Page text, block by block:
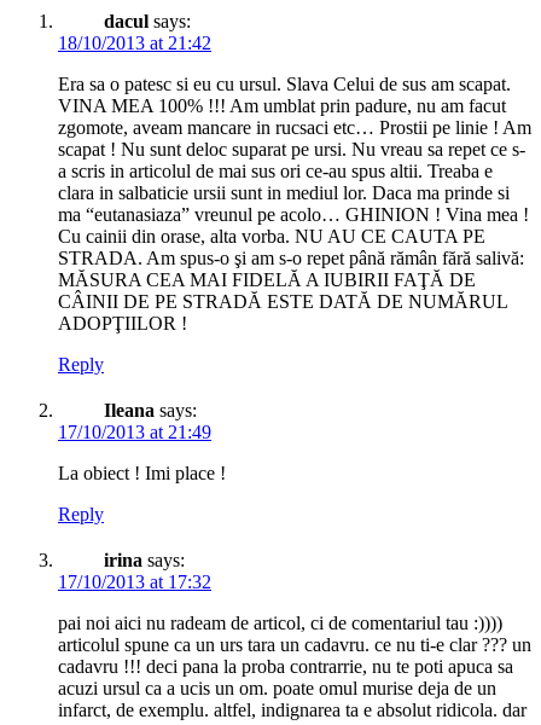
dacul says:
18/10/2013 at 21:42
Era sa o patesc si eu cu ursul. Slava Celui de sus am scapat.
VINA MEA 100% !!! Am umblat prin padure, nu am facut
zgomote, aveam mancare in rucsaci etc… Prostii pe linie ! Am
scapat ! Nu sunt deloc suparat pe ursi. Nu vreau sa repet ce s-
a scris in articolul de mai sus ori ce-au spus altii. Treaba e
clara in salbaticie ursii sunt in mediul lor. Daca ma prinde si
ma “eutanasiaza” vreunul pe acolo… GHINION ! Vina mea !
Cu cainii din orase, alta vorba. NU AU CE CAUTA PE
STRADA. Am spus-o şi am s-o repet până rămân fără salivă:
MĂSURA CEA MAI FIDELĂ A IUBIRII FAŢĂ DE
CÂINII DE PE STRADĂ ESTE DATĂ DE NUMĂRUL
ADOPŢIILOR !
Reply
Ileana says:
17/10/2013 at 21:49
La obiect ! Imi place !
Reply
irina says:
17/10/2013 at 17:32
pai noi aici nu radeam de articol, ci de comentariul tau :))))
articolul spune ca un urs tara un cadavru. ce nu ti-e clar ??? un
cadavru !!! deci pana la proba contrarrie, nu te poti apuca sa
acuzi ursul ca a ucis un om. poate omul murise deja de un
infarct, de exemplu. altfel, indignarea ta e absolut ridicola. dar